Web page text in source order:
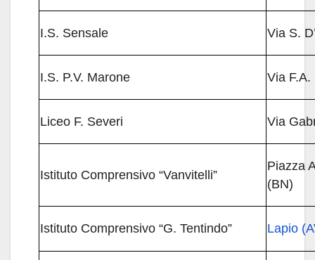
I.S. Sensale Via S.
I.S. P.V. Marone Via
Liceo F. Severi Via
Istituto Comprensivo “Vanvitelli”
Piazza
(BN)
Istituto Comprensivo “G. Tentindo” Lapio